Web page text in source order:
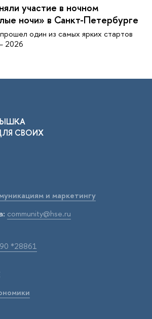
участие в ночном
ночи» в Санкт-Петербурге
один из самых ярких стартов
2026
СВОИХ
и маркетингу
community@hse.ru
*28861